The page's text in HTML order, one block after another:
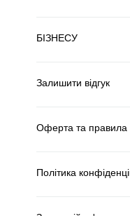
БІЗНЕСУ
Залишити відгук
Оферта та правила
Політика